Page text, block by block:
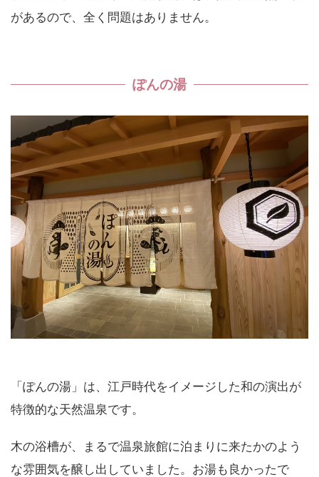
があるので、全く問題はありません。
ぽんの湯
「ぽんの湯」は、江戸時代をイメージした和の演出が
特徴的な天然温泉です。
木の浴槽が、まるで温泉旅館に泊まりに来たかのよう
な雰囲気を醸し出していました。お湯も良かったで